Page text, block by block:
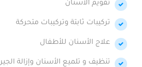
تقويم الأسنان
تركيبات ثابتة وتركيبات متحركة
علاج الأسنان للأطفال
تنظيف و تلميع الأسنان وإزالة الجير